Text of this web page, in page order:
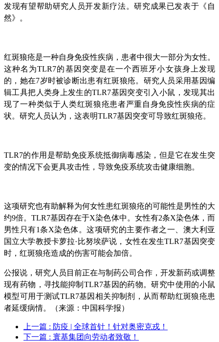
发现有望帮助研究人员开发新疗法。研究成果已发表于《自
然》。
红斑狼疮是一种自身免疫性疾病，患者中很大一部分为女性。
这种名为TLR7的基因突变是在一个西班牙小女孩身上发现
的，她在7岁时被诊断出患有红斑狼疮。研究人员采用基因编
辑工具把人类身上发生的TLR7基因突变引入小鼠，发现其出
现了一种类似于人类红斑狼疮患者严重自身免疫性疾病的症
状。研究人员认为，这表明TLR7基因突变可导致红斑狼疮。
TLR7的作用是帮助免疫系统抵御病毒感染，但是它在发生突
变的情况下会更具攻击性，导致免疫系统攻击健康细胞。
这项研究也有助解释为何女性患红斑狼疮的可能性是男性的大
约9倍。TLR7基因存在于X染色体中。女性有2条X染色体，而
男性只有1条X染色体。这项研究的主要作者之一、澳大利亚
国立大学教授卡萝拉·比努埃萨说，女性在发生TLR7基因突变
时，红斑狼疮造成的伤害可能会加倍。
公报说，研究人员目前正在与制药公司合作，开发新药或调整
现有药物，寻找能抑制TLR7基因的药物。研究中使用的小鼠
模型可用于测试TLR7基因相关抑制剂，从而帮助红斑狼疮患
者延缓病情。（来源：中国科学报）
上一篇 : 防疫 | 全球首针！针对奥密克戎！
下一篇 : 寰基集团向劳动者致敬！